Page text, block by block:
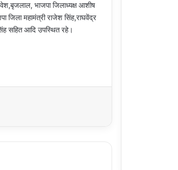
भाजपा जिलाध्यक्ष आशीष
जिला महामंत्री राजेश सिंह,राघवेंद्र
सहित आदि उपस्थित रहे।